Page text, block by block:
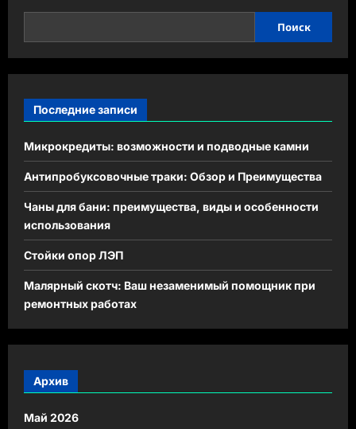
Поиск
Последние записи
Микрокредиты: возможности и подводные камни
Антипробуксовочные траки: Обзор и Преимущества
Чаны для бани: преимущества, виды и особенности
использования
Стойки опор ЛЭП
Малярный скотч: Ваш незаменимый помощник при
ремонтных работах
Архив
Май 2026